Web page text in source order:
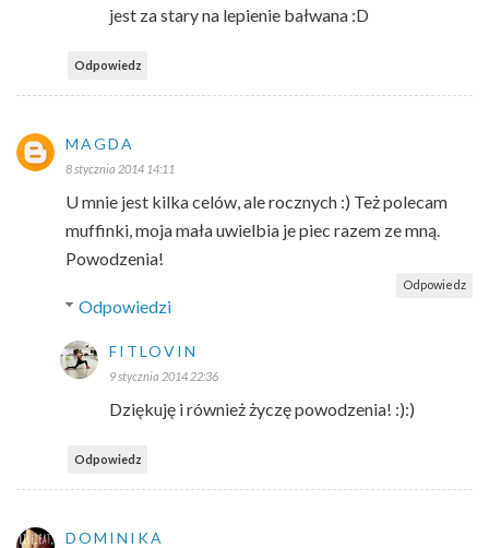
jest za stary na lepienie bałwana :D
Odpowiedz
MAGDA
8 stycznia 2014 14:11
U mnie jest kilka celów, ale rocznych :) Też polecam
muffinki, moja mała uwielbia je piec razem ze mną.
Powodzenia!
Odpowiedz
Odpowiedzi
FITLOVIN
9 stycznia 2014 22:36
Dziękuję i również życzę powodzenia! :):)
Odpowiedz
DOMINIKA